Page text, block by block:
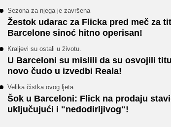
Sezona za njega je završena
Žestok udarac za Flicka pred meč za
Barcelone sinoć hitno operisan!
Kraljevi su ostali u životu.
U Barceloni su mislili da su osvojili
novo čudo u izvedbi Reala!
Velika čistka ovog ljeta
Šok u Barceloni: Flick na prodaju
uključujući i "nedodirljivog"!